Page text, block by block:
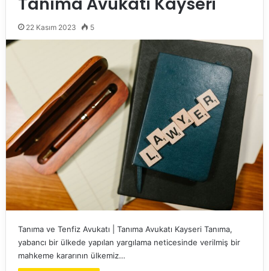
22 Kasım 2023 5
Tanıma ve Tenfiz Avukatı | Tanıma Avukatı Kayseri Tanıma,
yabancı bir ülkede yapılan yargılama neticesinde verilmiş bir
mahkeme kararının ülkemiz…